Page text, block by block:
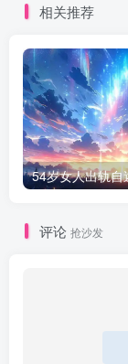
相关推荐
评论 抢沙发